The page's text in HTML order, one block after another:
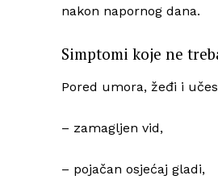
nakon napornog dana.
Simptomi koje ne
Pored umora, žeđi i
– zamagljen vid,
– pojačan osjećaj gladi,